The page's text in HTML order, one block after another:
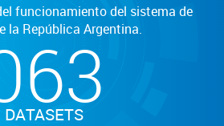
funcionamiento del sistema de
la República Argentina.
DATASETS